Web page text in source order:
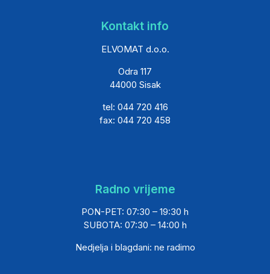
Kontakt info
ELVOMAT d.o.o.
Odra 117
44000 Sisak
tel: 044 720 416
fax: 044 720 458
Radno vrijeme
PON-PET: 07:30 – 19:30 h
SUBOTA: 07:30 – 14:00 h
Nedjelja i blagdani: ne radimo